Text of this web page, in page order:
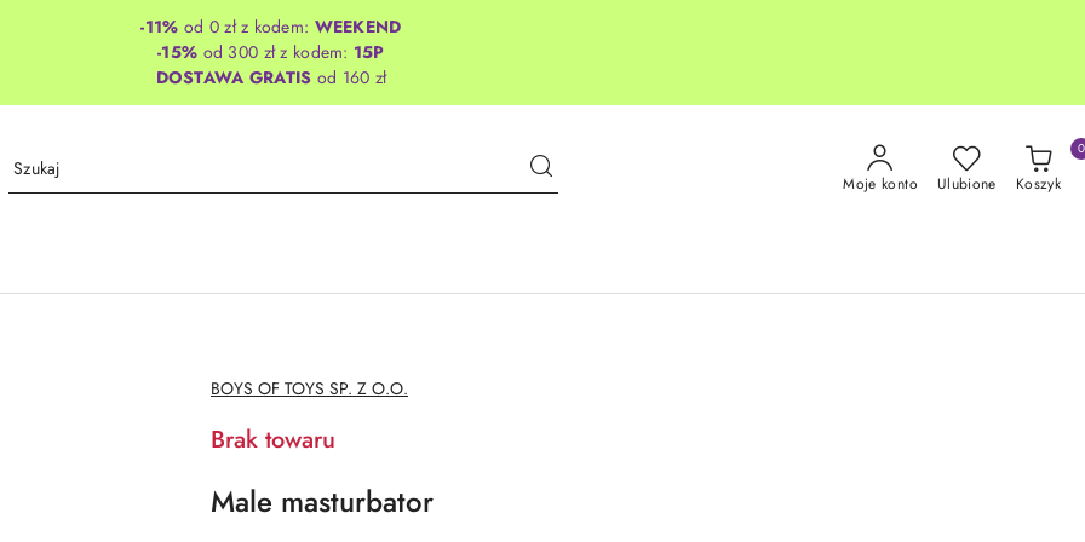
-11% od 0 zł z kodem: WEEKEND
-15% od 300 zł z kodem: 15P
DOSTAWA GRATIS od 160 zł
Moje konto Ulubione Koszyk
0
NAZWA
PRODUCENTA:
BOYS OF TOYS SP. Z O.O.
Brak towaru
Male masturbator